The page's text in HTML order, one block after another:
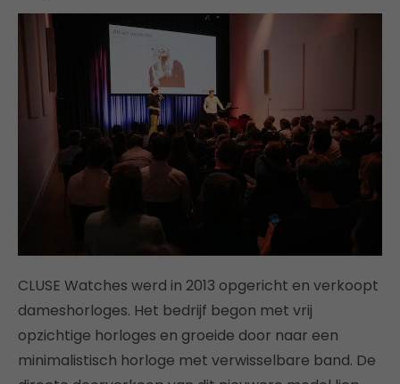
CLUSE Watches werd in 2013 opgericht en verkoopt
dameshorloges. Het bedrijf begon met vrij
opzichtige horloges en groeide door naar een
minimalistisch horloge met verwisselbare band. De